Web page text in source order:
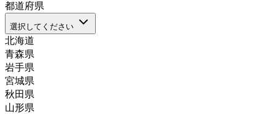
都道府県
選択してください
北海道
青森県
岩手県
宮城県
秋田県
山形県